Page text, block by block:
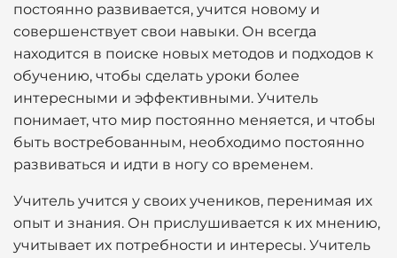
постоянно развивается, учится новому и
совершенствует свои навыки. Он всегда
находится в поиске новых методов и подходов к
обучению, чтобы сделать уроки более
интересными и эффективными. Учитель
понимает, что мир постоянно меняется, и чтобы
быть востребованным, необходимо постоянно
развиваться и идти в ногу со временем.
Учитель учится у своих учеников, перенимая их
опыт и знания. Он прислушивается к их мнению,
учитывает их потребности и интересы. Учитель